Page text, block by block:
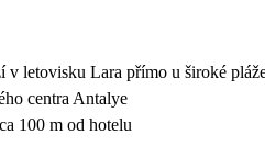
v letovisku Lara přímo u široké
centra Antalye
100 m od hotelu